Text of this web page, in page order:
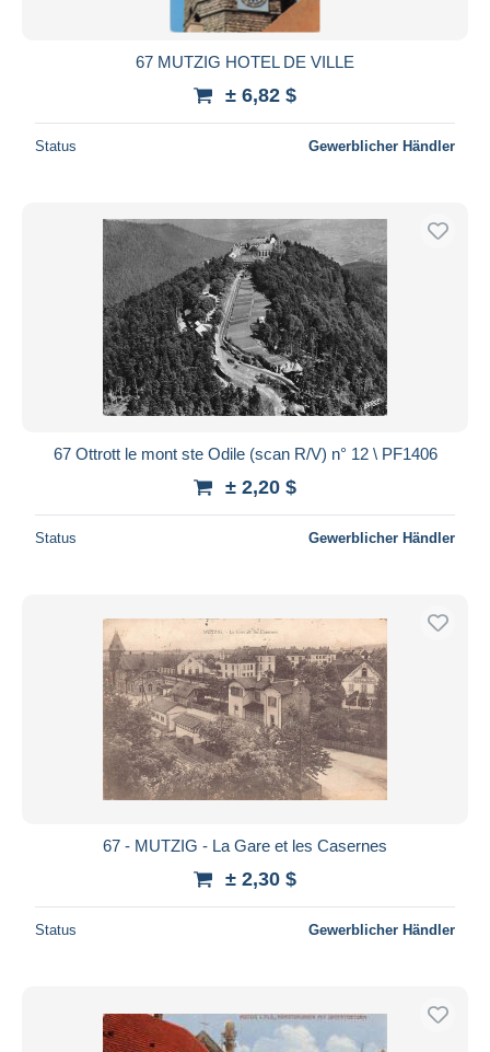
67 MUTZIG HOTEL DE VILLE
± 6,82 $
Status Gewerblicher Händler
67 Ottrott le mont ste Odile (scan R/V) n° 12 \ PF1406
± 2,20 $
Status Gewerblicher Händler
67 - MUTZIG - La Gare et les Casernes
± 2,30 $
Status Gewerblicher Händler